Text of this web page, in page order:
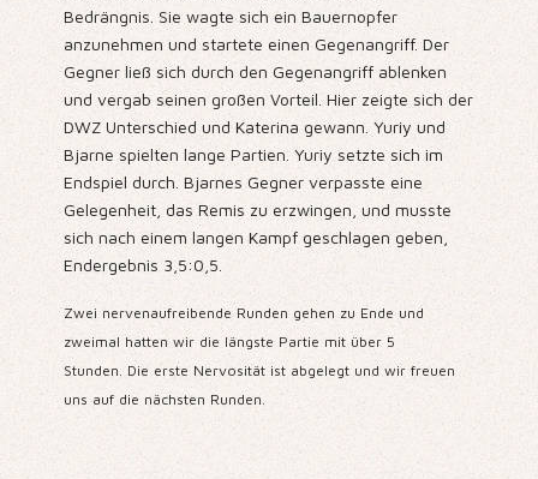
Bedrängnis. Sie wagte sich ein Bauernopfer
anzunehmen und startete einen Gegenangriff. Der
Gegner ließ sich durch den Gegenangriff ablenken
und vergab seinen großen Vorteil. Hier zeigte sich der
DWZ Unterschied und Katerina gewann. Yuriy und
Bjarne spielten lange Partien. Yuriy setzte sich im
Endspiel durch. Bjarnes Gegner verpasste eine
Gelegenheit, das Remis zu erzwingen, und musste
sich nach einem langen Kampf geschlagen geben,
Endergebnis 3,5:0,5.
Zwei nervenaufreibende Runden gehen zu Ende und
zweimal hatten wir die längste Partie mit über 5
Stunden. Die erste Nervosität ist abgelegt und wir freuen
uns auf die nächsten Runden.